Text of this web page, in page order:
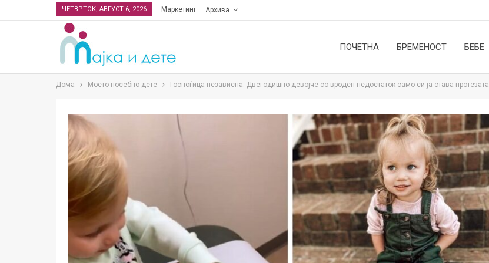
ЧЕТВРТОК, АВГУСТ 6, 2026 Маркетинг Архива
ПОЧЕТНА БРЕМЕНОСТ БЕБЕ
Дома Моето посебно дете Госпоѓица независна: Двегодишно девојче со вроден недостаток само си ја става протезата
НОВОСТИ